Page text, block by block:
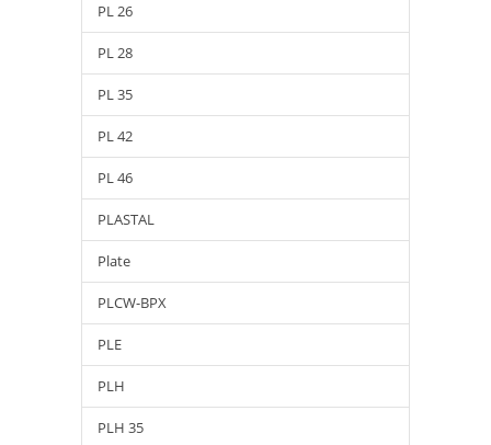
PL 26
PL 28
PL 35
PL 42
PL 46
PLASTAL
Plate
PLCW-BPX
PLE
PLH
PLH 35